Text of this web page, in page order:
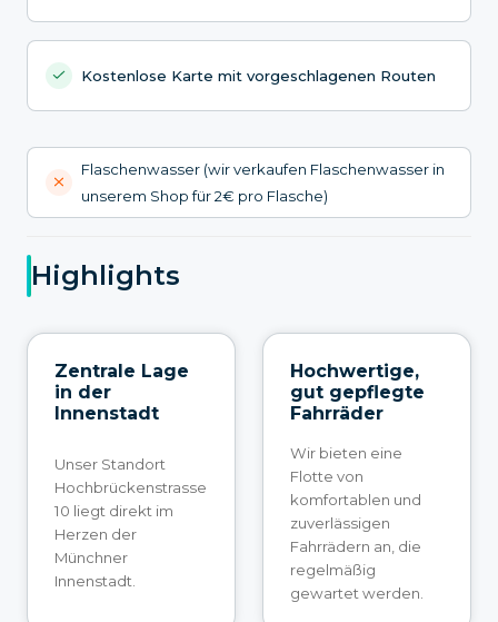
Kostenlose Karte mit vorgeschlagenen Routen
Flaschenwasser (wir verkaufen Flaschenwasser in
unserem Shop für 2€ pro Flasche)
Highlights
Zentrale Lage
in der
Innenstadt
Unser Standort
Hochbrückenstrasse
10 liegt direkt im
Herzen der
Münchner
Innenstadt.
Hochwertige,
gut gepflegte
Fahrräder
Wir bieten eine
Flotte von
komfortablen und
zuverlässigen
Fahrrädern an, die
regelmäßig
gewartet werden.